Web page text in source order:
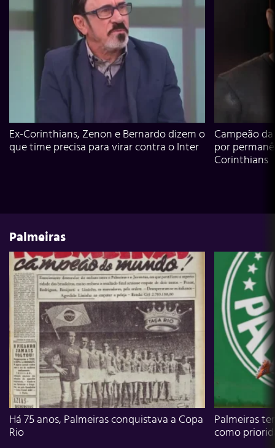
Ex-Corinthians, Zenon e Bernardo dizem o
que time precisa para virar contra o Inter
Campeão
por
Corinthians
Palmeiras
Há 75 anos, Palmeiras conquistava a Copa
Rio
Palmeiras
como